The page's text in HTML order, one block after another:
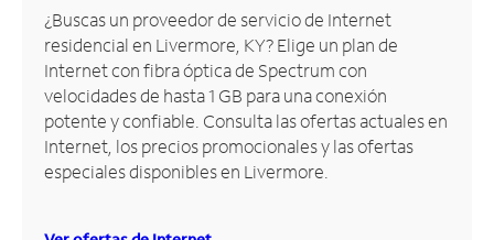
Inglés
Administrar
cuenta
Encuentra
una
tienda
¿Buscas un proveedor de servicio de Internet
residencial en Livermore, KY? Elige un plan de
Internet con fibra óptica de Spectrum con
velocidades de hasta 1 GB para una conexión
potente y confiable. Consulta las ofertas actuales en
Internet, los precios promocionales y las ofertas
especiales disponibles en Livermore.